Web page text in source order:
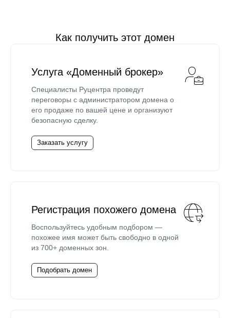
Как получить этот домен
Услуга «Доменный брокер»
Специалисты Руцентра проведут
переговоры с администратором домена о
его продаже по вашей цене и организуют
безопасную сделку.
Заказать услугу
Регистрация похожего домена
Воспользуйтесь удобным подбором —
похожее имя может быть свободно в одной
из 700+ доменных зон.
Подобрать домен